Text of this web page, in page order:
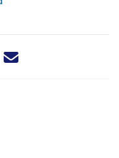
dit nieuwsbericht via X -
dit nieuwsbericht via
Deel dit nieuwsbericht
Deel dit